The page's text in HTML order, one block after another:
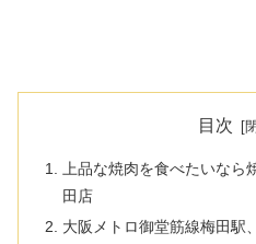
目次
上品な焼肉を食べたいなら
田店
大阪メトロ御堂筋線梅田駅